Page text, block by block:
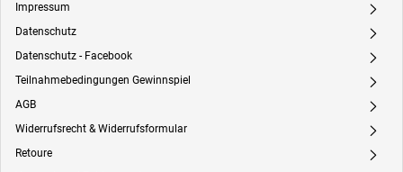
Impressum A
Datenschutz A
Datenschutz - Facebook A
Teilnahmebedingungen Gewinnspiel A
AGB A
Widerrufsrecht & Widerrufsformular A
Retoure A